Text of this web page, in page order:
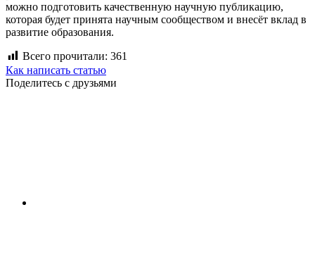
можно подготовить качественную научную публикацию,
которая будет принята научным сообществом и внесёт вклад в
развитие образования.
Всего прочитали: 361
Как написать статью
Поделитесь с друзьями